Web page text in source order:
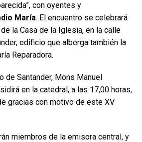
con oyentes y
María. El encuentro se celebrará
la Casa de la Iglesia, en la calle
edificio que alberga también la
Reparadora.
de Santander, Mons Manuel
en la catedral, a las 17,00 horas,
gracias con motivo de este XV
miembros de la emisora central, y